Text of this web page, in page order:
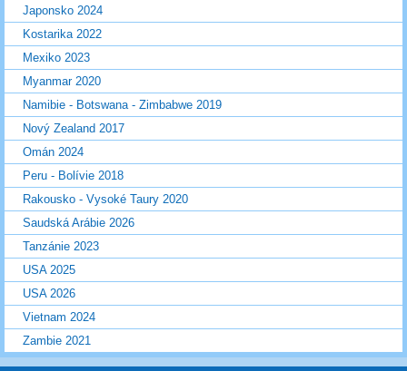
Japonsko 2024
Kostarika 2022
Mexiko 2023
Myanmar 2020
Namibie - Botswana - Zimbabwe 2019
Nový Zealand 2017
Omán 2024
Peru - Bolívie 2018
Rakousko - Vysoké Taury 2020
Saudská Arábie 2026
Tanzánie 2023
USA 2025
USA 2026
Vietnam 2024
Zambie 2021